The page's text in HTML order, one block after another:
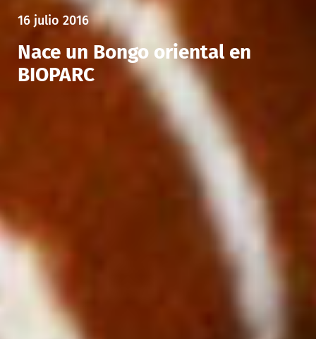
16 julio 2016
Nace un Bongo oriental en
BIOPARC